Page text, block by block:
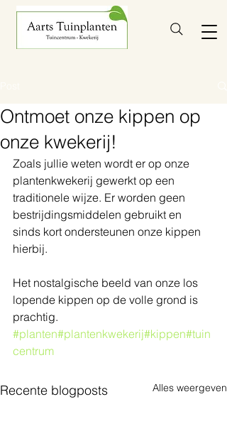
Ontmoet onze kippen op
onze kwekerij!
Zoals jullie weten wordt er op onze
plantenkwekerij gewerkt op een
traditionele wijze. Er worden geen
bestrijdingsmiddelen gebruikt en
sinds kort ondersteunen onze kippen
hierbij.
Het nostalgische beeld van onze los
lopende kippen op de volle grond is
prachtig.
#planten#plantenkwekerij#kippen#tuin
centrum
Recente blogposts Alles weergeven